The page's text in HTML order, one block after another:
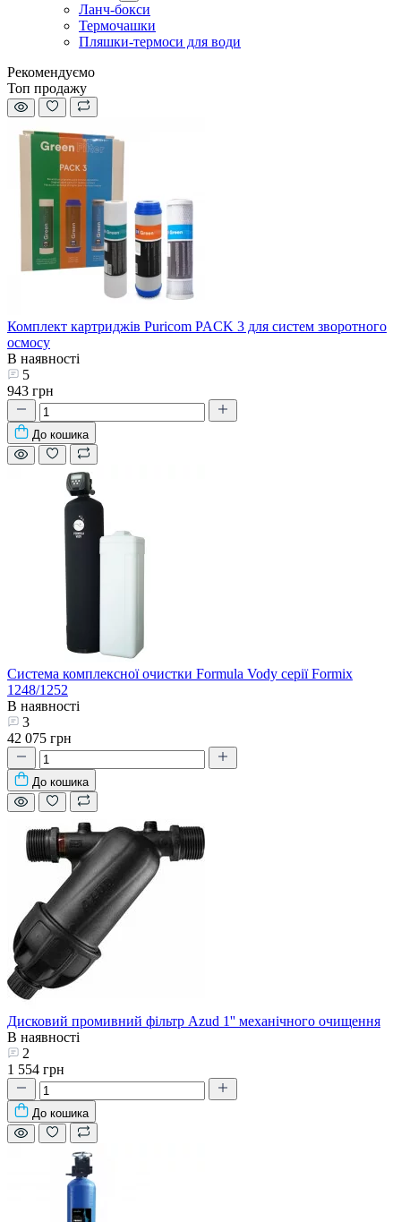
Ланч-бокси
Термочашки
Пляшки-термоси для води
Рекомендуємо
Топ продажу
Комплект картриджів Puricom PACK 3 для систем зворотного
осмосу
В наявності
5
943 грн
До кошика
Система комплексної очистки Formula Vody серії Formix
1248/1252
В наявності
3
42 075 грн
До кошика
Дисковий промивний фільтр Azud 1'' механічного очищення
В наявності
2
1 554 грн
До кошика